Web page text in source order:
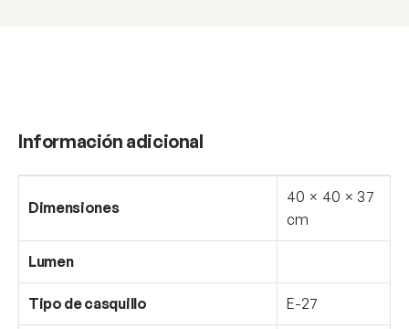
Información adicional
Dimensiones
40 × 40 × 37
cm
Lumen
Tipo de casquillo E-27